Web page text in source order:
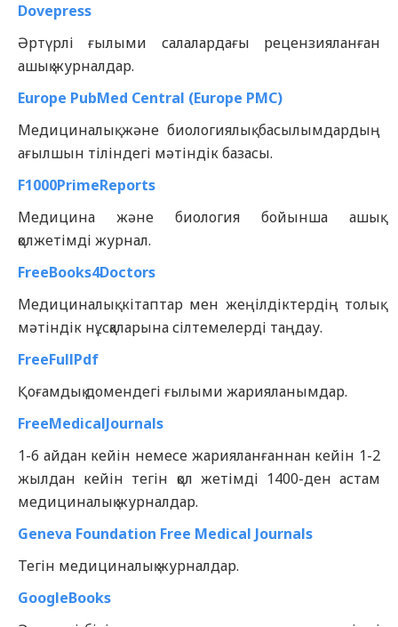
Dovepress
Әртүрлі ғылыми салалардағы рецензияланған
ашық журналдар.
Europe PubMed Central (Europe PMC)
Медициналық және биологиялық басылымдардың
ағылшын тіліндегі мәтіндік базасы.
F1000PrimeReports
Медицина және биология бойынша ашық
қолжетімді журнал.
FreeBooks4Doctors
Медициналық кітаптар мен жеңілдіктердің толық
мәтіндік нұсқаларына сілтемелерді таңдау.
FreeFullPdf
Қоғамдық домендегі ғылыми жарияланымдар.
FreeMedicalJournals
1-6 айдан кейін немесе жарияланғаннан кейін 1-2
жылдан кейін тегін қол жетімді 1400-ден астам
медициналық журналдар.
Geneva Foundation Free Medical Journals
Тегін медициналық журналдар.
GoogleBooks